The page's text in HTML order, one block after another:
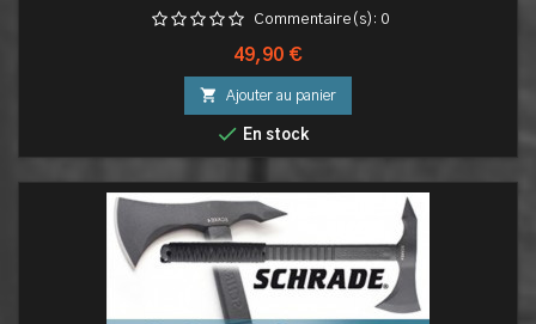
Commentaire(s): 0
Prix
49,90 €
 Ajouter au panier
 En stock